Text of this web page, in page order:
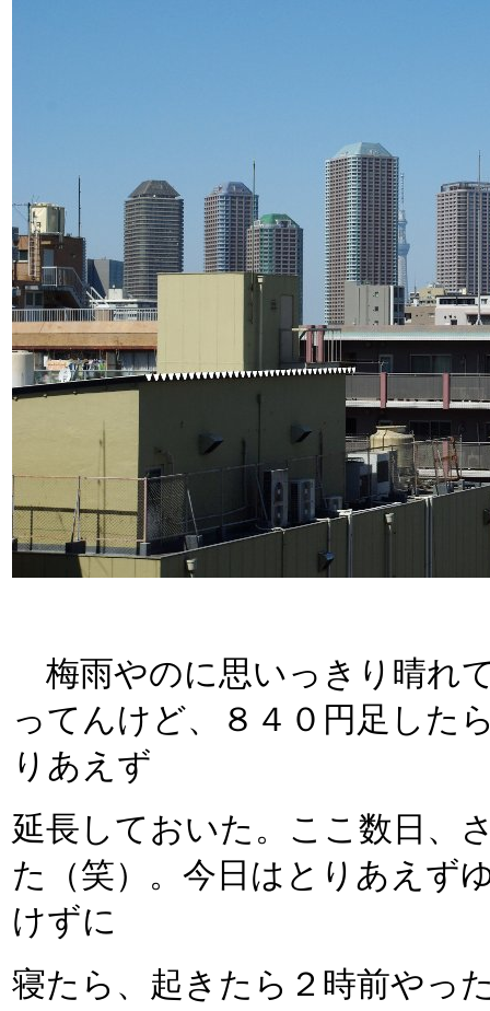
梅雨やのに思いっきり晴れ
ってんけど、８４０円足した
りあえず
延長しておいた。ここ数日、
た（笑）。今日はとりあえず
けずに
寝たら、起きたら２時前やっ